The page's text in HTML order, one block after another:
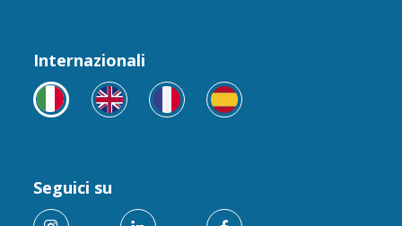
Internazionali
Seguici su